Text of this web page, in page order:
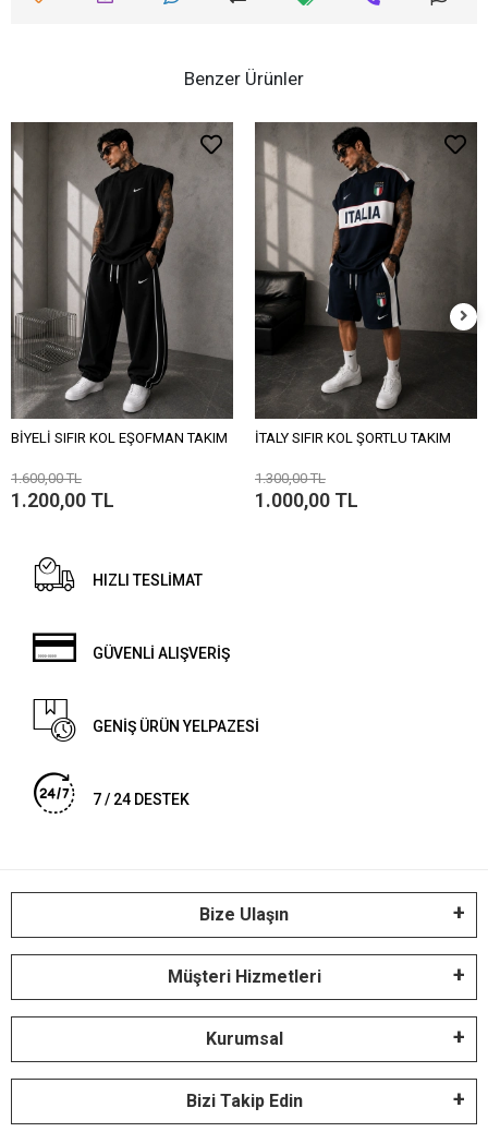
Benzer Ürünler
BİYELİ SIFIR KOL EŞOFMAN TAKIM
1.600,00 TL
1.200,00 TL
İTALY SIFIR KOL ŞORTLU TAKIM
1.300,00 TL
1.000,00 TL
HIZLI TESLİMAT
GÜVENLİ ALIŞVERİŞ
GENİŞ ÜRÜN YELPAZESİ
7 / 24 DESTEK
Bize Ulaşın
Müşteri Hizmetleri
Kurumsal
Bizi Takip Edin